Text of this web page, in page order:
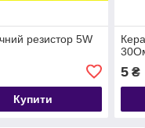
резистор 5W
Купити
5 ₴